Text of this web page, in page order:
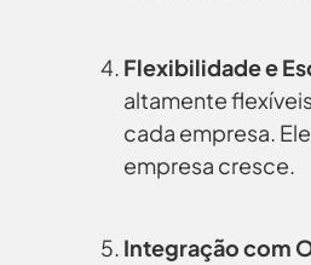
Flexibilidade e
altamente
cada empresa.
empresa cresce.
Integração com